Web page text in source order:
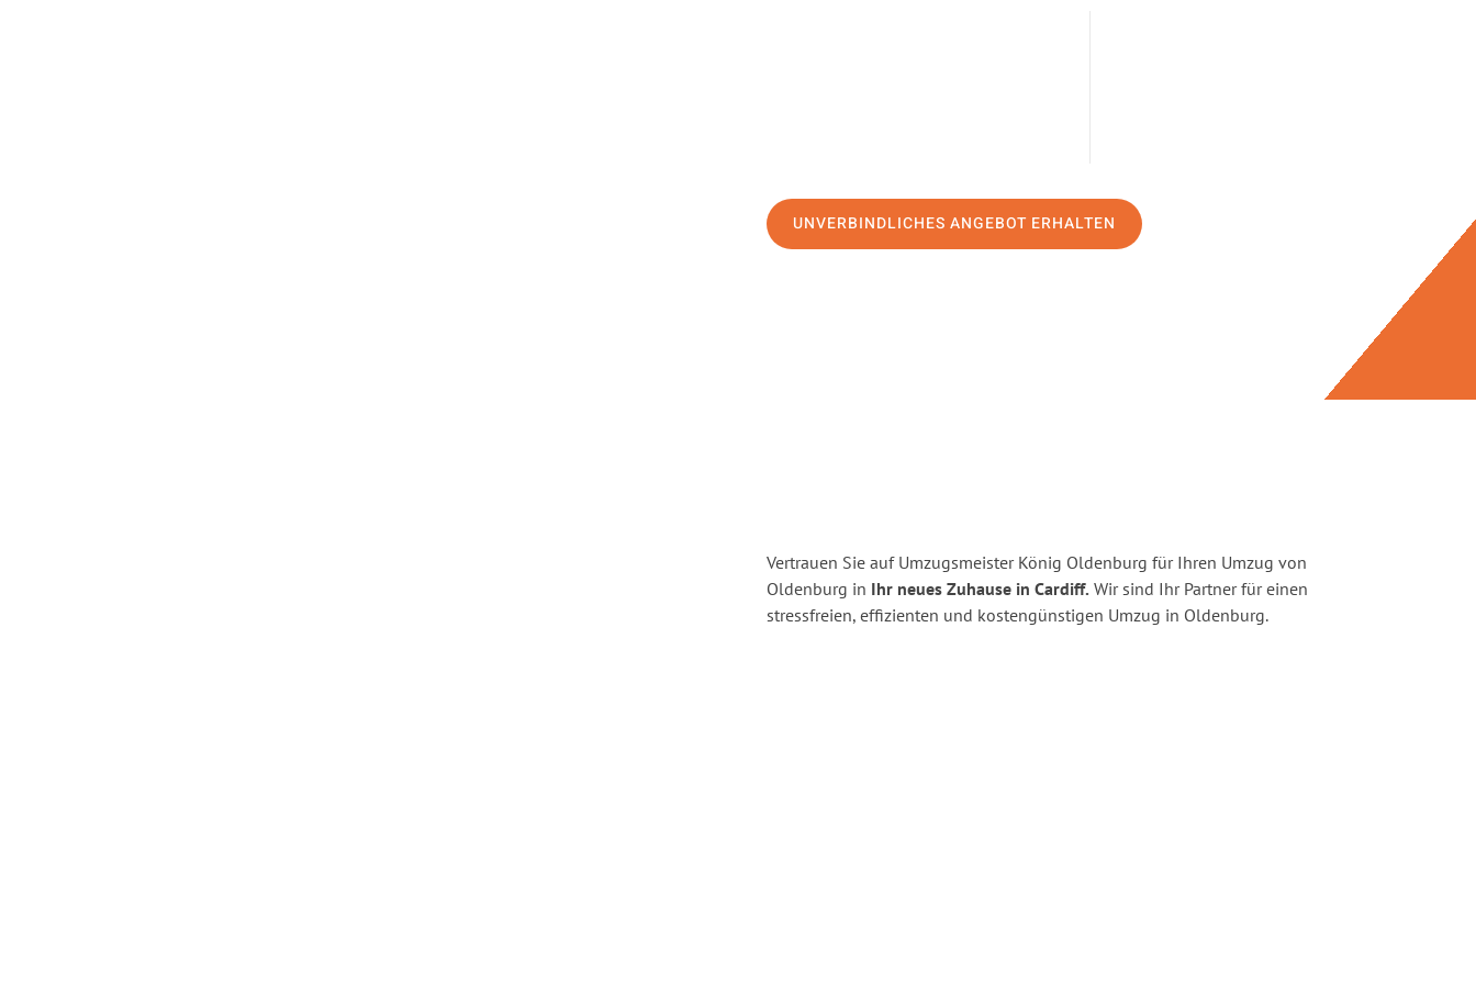
UNVERBINDLICHES ANGEBOT ERHALTEN
Vertrauen Sie auf Umzugsmeister König Oldenburg für Ihren Umzug von
Oldenburg in Ihr neues Zuhause in Cardiff. Wir sind Ihr Partner für einen
stressfreien, effizienten und kostengünstigen Umzug in Oldenburg.